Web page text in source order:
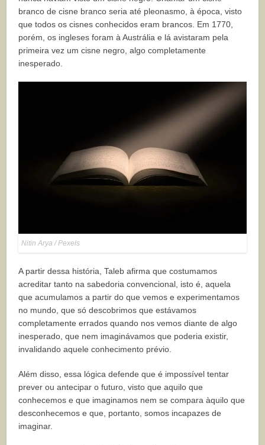
branco de cisne branco seria até pleonasmo, à época, visto
que todos os cisnes conhecidos eram brancos. Em 1770,
porém, os ingleses foram à Austrália e lá avistaram pela
primeira vez um cisne negro, algo completamente
inesperado.
Nitin Arya / Pexels
A partir dessa história, Taleb afirma que costumamos
acreditar tanto na sabedoria convencional, isto é, aquela
que acumulamos a partir do que vemos e experimentamos
no mundo, que só descobrimos que estávamos
completamente errados quando nos vemos diante de algo
inesperado, que nem imaginávamos que poderia existir,
invalidando aquele conhecimento prévio.
Além disso, essa lógica defende que é impossível tentar
prever ou antecipar o futuro, visto que aquilo que
conhecemos e que imaginamos nem se compara àquilo que
desconhecemos e que, portanto, somos incapazes de
imaginar.